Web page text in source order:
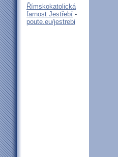
Římskokatolická
farnost Jestřebí -
poute.eu/jestrebi